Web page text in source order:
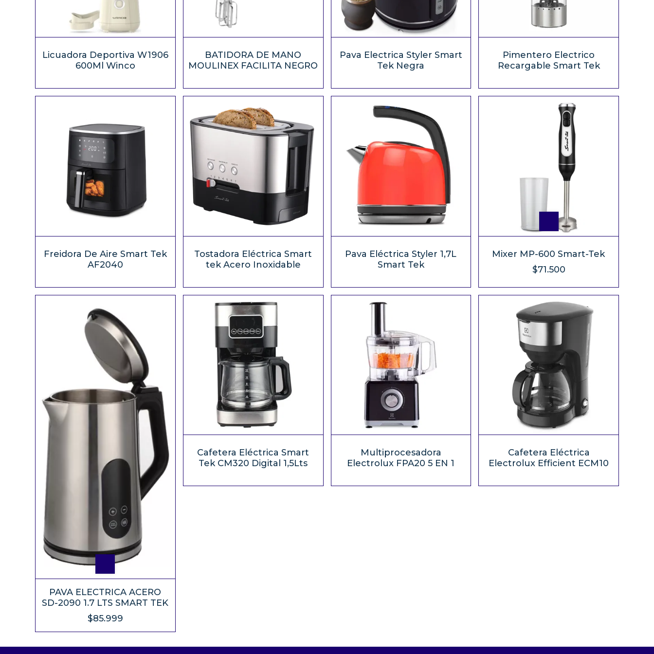
Licuadora Deportiva W1906
600Ml Winco
BATIDORA DE MANO
MOULINEX FACILITA NEGRO
Pava Electrica Styler Smart
Tek Negra
Pimentero Electrico
Recargable Smart Tek
Freidora De Aire Smart Tek
AF2040
Tostadora Eléctrica Smart
tek Acero Inoxidable
Pava Eléctrica Styler 1,7L
Smart Tek
Mixer MP-600 Smart-Tek
$71.500
PAVA ELECTRICA ACERO
SD-2090 1.7 LTS SMART TEK
$85.999
Cafetera Eléctrica Smart
Tek CM320 Digital 1,5Lts
Multiprocesadora
Electrolux FPA20 5 EN 1
Cafetera Eléctrica
Electrolux Efficient ECM10